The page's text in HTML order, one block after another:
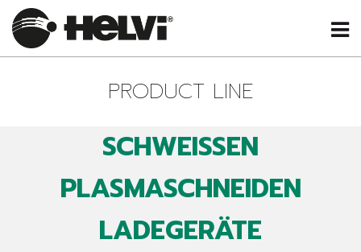
PRODUCT LINE
SCHWEISSEN
PLASMASCHNEIDEN
LADEGERÄTE